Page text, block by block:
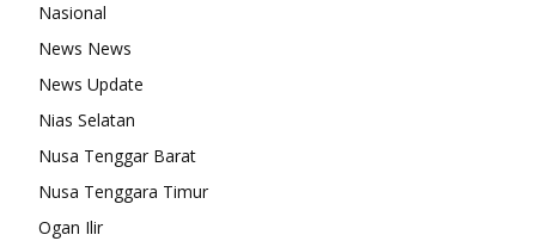
Nasional
News News
News Update
Nias Selatan
Nusa Tenggar Barat
Nusa Tenggara Timur
Ogan Ilir